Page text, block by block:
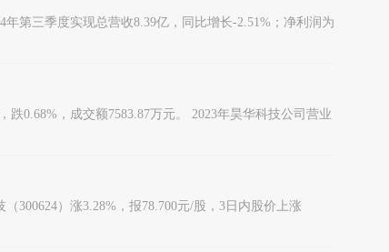
第三季度实现总营收8.39亿，同比增长-2.51%；净利润为
0.68%，成交额7583.87万元。 2023年昊华科技公司营业
300624）涨3.28%，报78.700元/股，3日内股价上涨